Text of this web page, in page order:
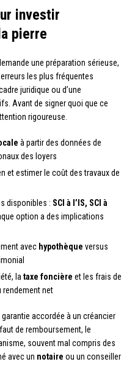
investir
pierre
une préparation sérieuse,
les plus fréquentes
juridique ou d’une
Avant de signer quoi que ce
rigoureuse.
à partir des données de
des loyers
et estimer le coût des travaux de
disponibles : SCI à l’IS, SCI à
option a des implications
avec hypothèque versus
la taxe foncière et les frais de
net
accordée à un créancier
de remboursement, le
souvent mal compris des
avec un notaire ou un conseiller